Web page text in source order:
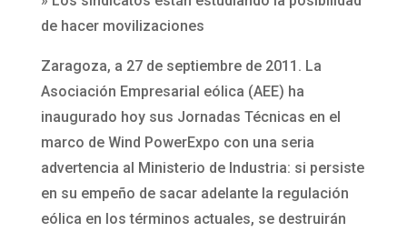
de hacer movilizaciones
Zaragoza, a 27 de septiembre de 2011. La
Asociación Empresarial eólica (AEE) ha
inaugurado hoy sus Jornadas Técnicas en el
marco de Wind PowerExpo con una seria
advertencia al Ministerio de Industria: si persiste
en su empeño de sacar adelante la regulación
eólica en los términos actuales, se destruirán